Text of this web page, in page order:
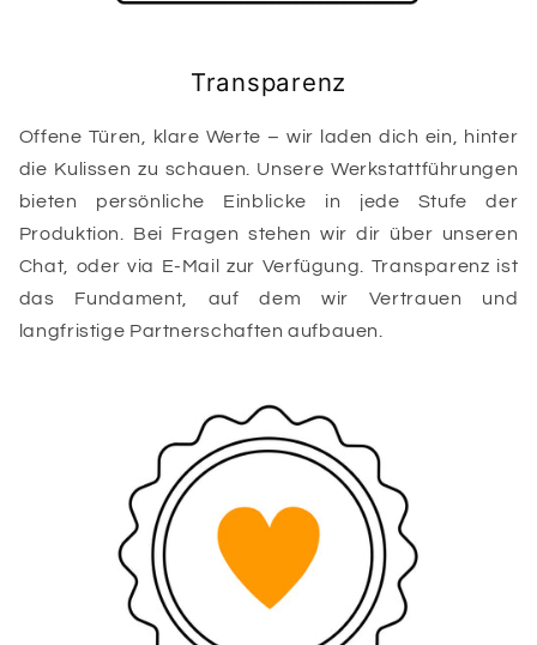
Transparenz
Offene Türen, klare Werte – wir laden dich ein, hinter
die Kulissen zu schauen. Unsere Werkstattführungen
bieten persönliche Einblicke in jede Stufe der
Produktion. Bei Fragen stehen wir dir über unseren
Chat, oder via E-Mail zur Verfügung. Transparenz ist
das Fundament, auf dem wir Vertrauen und
langfristige Partnerschaften aufbauen.